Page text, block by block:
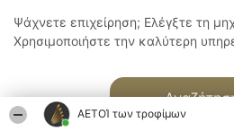
ΑΕΤΟΊ των τροφίμων
Ψάχνετε επιχείρηση; Ελέγξτε τη
Χρησιμοποιήστε την καλύτερη